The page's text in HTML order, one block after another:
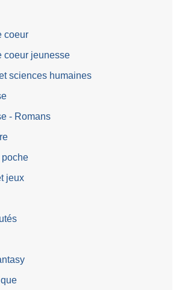
coeur
coeur jeunesse
sciences humaines
- Romans
poche
jeux